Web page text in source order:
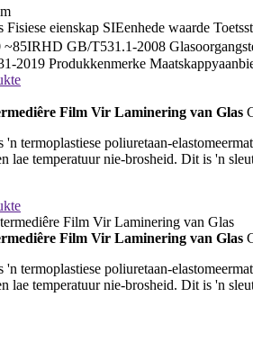
Fisiese eienskap SIEenhede waarde
~85IRHD GB/T531.1-2008
2019 Produkkenmerke
Film Vir Laminering van Glas
termoplastiese poliuretaan-
lae temperatuur nie-brosheid. Dit is 'n
Film Vir Laminering van Glas
termoplastiese poliuretaan-
lae temperatuur nie-brosheid. Dit is 'n